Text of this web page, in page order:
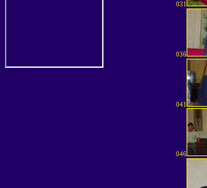
031
036
041
046